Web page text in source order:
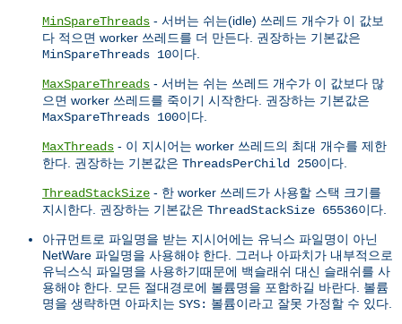
MinSpareThreads - 서버는 쉬는(idle) 쓰레드 개수가 이 값보
다 적으면 worker 쓰레드를 더 만든다. 권장하는 기본값은
MinSpareThreads 10이다.
MaxSpareThreads - 서버는 쉬는 쓰레드 개수가 이 값보다 많
으면 worker 쓰레드를 죽이기 시작한다. 권장하는 기본값은
MaxSpareThreads 100이다.
MaxThreads - 이 지시어는 worker 쓰레드의 최대 개수를 제한
한다. 권장하는 기본값은 ThreadsPerChild 250이다.
ThreadStackSize - 한 worker 쓰레드가 사용할 스택 크기를
지시한다. 권장하는 기본값은 ThreadStackSize 65536이다.
아규먼트로 파일명을 받는 지시어에는 유닉스 파일명이 아닌
NetWare 파일명을 사용해야 한다. 그러나 아파치가 내부적으로
유닉스식 파일명을 사용하기때문에 백슬래쉬 대신 슬래쉬를 사
용해야 한다. 모든 절대경로에 볼륨명을 포함하길 바란다. 볼륨
명을 생략하면 아파치는 SYS: 볼륨이라고 잘못 가정할 수 있다.